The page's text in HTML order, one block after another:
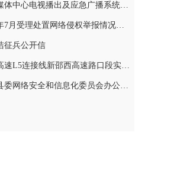
新邵县融媒体中心电视播出及应急广播系统二级等保测评项目询价采购公告
关于2026年7月受理处置网络侵权举报情况的公示
征兵公开信
关于邵坪高速L5连接线新邵西高速路口段实施交通管制的公告
中共新邵县委网络安全和信息化委员会办公室关于巡察整改进展情况的通报